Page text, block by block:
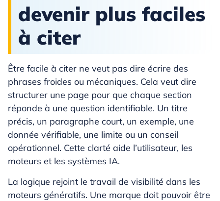
devenir plus faciles
à citer
Être facile à citer ne veut pas dire écrire des
phrases froides ou mécaniques. Cela veut dire
structurer une page pour que chaque section
réponde à une question identifiable. Un titre
précis, un paragraphe court, un exemple, une
donnée vérifiable, une limite ou un conseil
opérationnel. Cette clarté aide l’utilisateur, les
moteurs et les systèmes IA.
La logique rejoint le travail de visibilité dans les
moteurs génératifs. Une marque doit pouvoir être